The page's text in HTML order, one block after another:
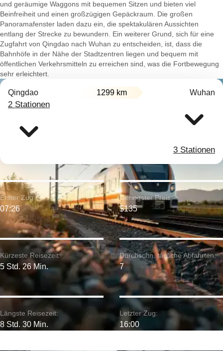
und geräumige Waggons mit bequemen Sitzen und bieten viel
Beinfreiheit und einen großzügigen Gepäckraum. Die großen
Panoramafenster laden dazu ein, die spektakulären Aussichten
entlang der Strecke zu bewundern. Ein weiterer Grund, sich für eine
Zugfahrt von Qingdao nach Wuhan zu entscheiden, ist, dass die
Bahnhöfe in der Nähe der Stadtzentren liegen und bequem mit
öffentlichen Verkehrsmitteln zu erreichen sind, was die Fortbewegung
sehr erleichtert.
Qingdao 1299 km Wuhan
2 Stationen
3 Stationen
Kürzeste Reisezeit:
5 Std. 26 Min.
Erster Zug:
07:26
Längste Reisezeit:
8 Std. 30 Min.
Geringster Preis:
$135
Durchschn. tägliche Abfahrten:
7
Letzter Zug:
16:00